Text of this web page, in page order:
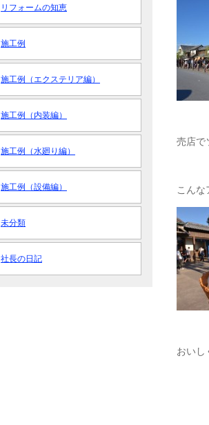
売店で
こんな
おいし
リフォームの知恵
施工例
施工例（エクステリア編）
施工例（内装編）
施工例（水廻り編）
施工例（設備編）
未分類
社長の日記